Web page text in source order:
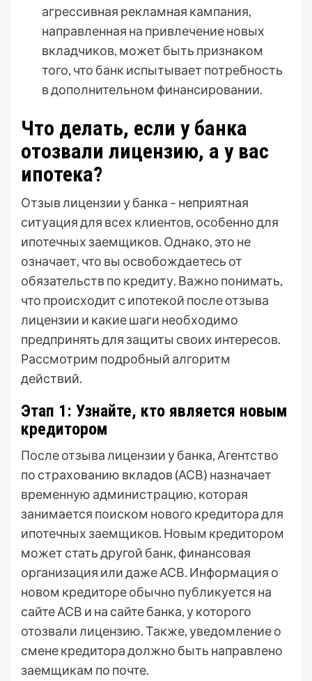
агрессивная рекламная кампания,
направленная на привлечение новых
вкладчиков, может быть признаком
того, что банк испытывает потребность
в дополнительном финансировании.
Что делать, если у банка
отозвали лицензию, а у вас
ипотека?
Отзыв лицензии у банка – неприятная
ситуация для всех клиентов, особенно для
ипотечных заемщиков. Однако, это не
означает, что вы освобождаетесь от
обязательств по кредиту. Важно понимать,
что происходит с ипотекой после отзыва
лицензии и какие шаги необходимо
предпринять для защиты своих интересов.
Рассмотрим подробный алгоритм
действий.
Этап 1: Узнайте, кто является новым
кредитором
После отзыва лицензии у банка, Агентство
по страхованию вкладов (АСВ) назначает
временную администрацию, которая
занимается поиском нового кредитора для
ипотечных заемщиков. Новым кредитором
может стать другой банк, финансовая
организация или даже АСВ. Информация о
новом кредиторе обычно публикуется на
сайте АСВ и на сайте банка, у которого
отозвали лицензию. Также, уведомление о
смене кредитора должно быть направлено
заемщикам по почте.